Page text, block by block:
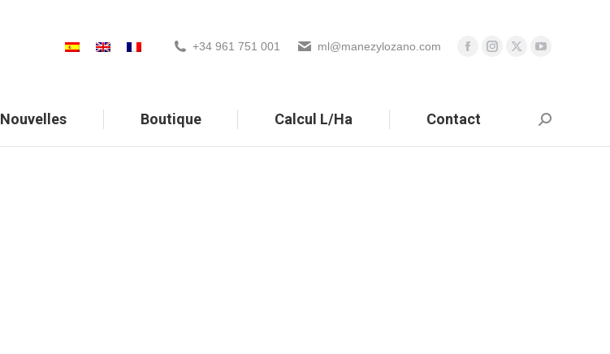
+34 961 751 001 ml@manezylozano.com
Nouvelles Boutique Calcul L/Ha Contact Search: